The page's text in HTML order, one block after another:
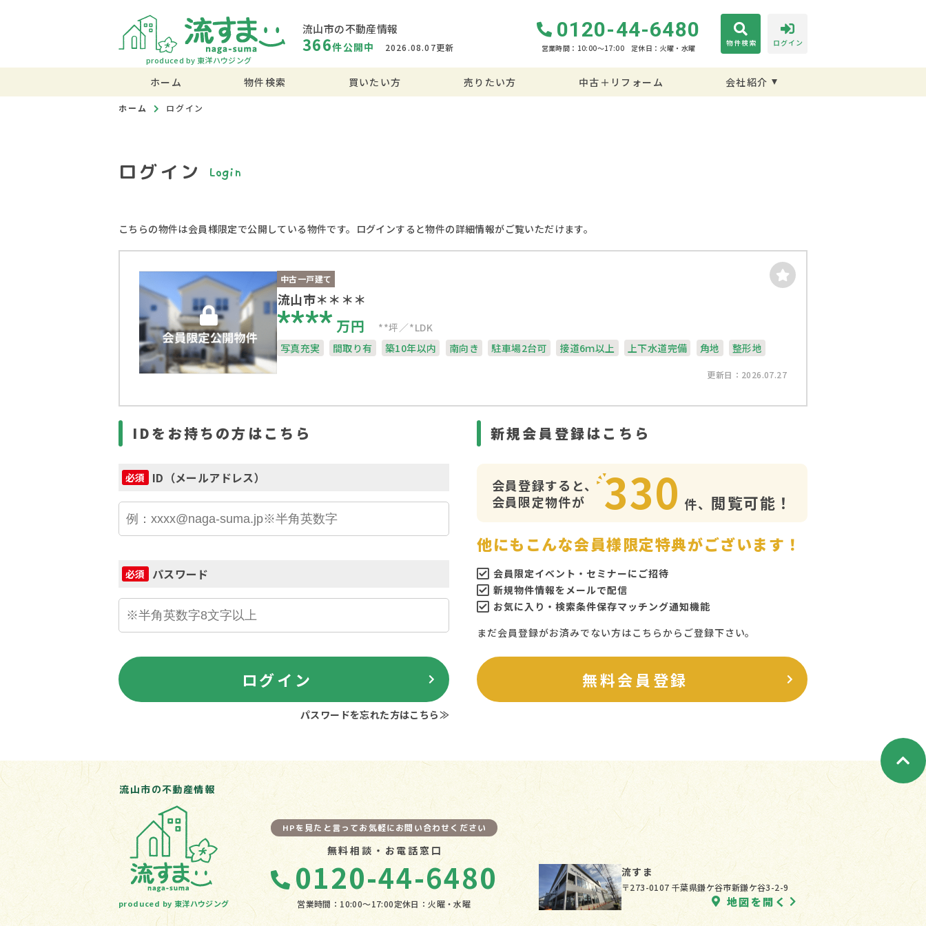
流山市の不動産情報
366件公開中 2026.08.07更新
produced by 東洋ハウジング
0120-44-6480
営業時間：10:00〜17:00 定休日：火曜・水曜
物件検索 ログイン
ホーム 物件検索 買いたい方 売りたい方 中古＋リフォーム 会社紹介
ホーム ログイン
ログイン Login
こちらの物件は会員様限定で公開している物件です。ログインすると物件の詳細情報がご覧いただけます。
中古一戸建て
流山市＊＊＊＊
**** 万円 **坪
*LDK
写真充実
間取り有 築10年以内 南向き 駐車場2台可 接道6ｍ以上 上下水道完備 角地 整形地
更新日：2026.07.27
IDをお持ちの方はこちら
必須 ID（メールアドレス）
必須 パスワード
ログイン
パスワードを忘れた方はこちら≫
新規会員登録はこちら
会員登録すると、
会員限定物件が
330 件、 閲覧可能！
他にもこんな会員様限定特典がございます！
会員限定イベント・セミナーにご招待
新規物件情報をメールで配信
お気に入り・検索条件保存マッチング通知機能
まだ会員登録がお済みでない方はこちらからご登録下さい。
無料会員登録
流山市の不動産情報
produced by 東洋ハウジング
HPを見たと言ってお気軽にお問い合わせください
無料相談・お電話窓口
0120-44-6480
営業時間：10:00〜17:00定休日：火曜・水曜
流すま
〒273-0107 千葉県鎌ケ谷市新鎌ケ谷3-2-9
地図を開く